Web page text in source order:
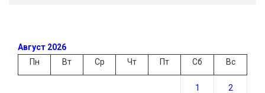
Август 2026
Пн
Вт Ср Чт Пт Сб Вс
1 2